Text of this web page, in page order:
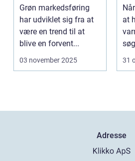
Grøn markedsføring
har udviklet sig fra at
være en trend til at
blive en forvent...
03 november 2025
at
31
Adresse